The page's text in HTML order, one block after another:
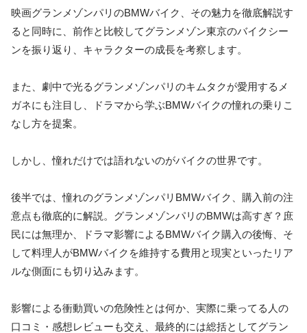
映画グランメゾンパリのBMWバイク、その魅力を徹底解説す
ると同時に、前作と比較してグランメゾン東京のバイクシー
ンを振り返り、キャラクターの成長を考察します。
また、劇中で光るグランメゾンパリのキムタクが愛用するメ
ガネにも注目し、ドラマから学ぶBMWバイクの憧れの乗りこ
なし方を提案。
しかし、憧れだけでは語れないのがバイクの世界です。
後半では、憧れのグランメゾンパリBMWバイク、購入前の注
意点も徹底的に解説。グランメゾンパリのBMWは高すぎ？庶
民には無理か、ドラマ影響によるBMWバイク購入の後悔、そ
して料理人がBMWバイクを維持する費用と現実といったリア
ルな側面にも切り込みます。
影響による衝動買いの危険性とは何か、実際に乗ってる人の
口コミ・感想レビューも交え、最終的には総括としてグラン